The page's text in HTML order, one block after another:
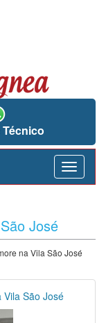
Técnico
José
na Vila São José
São José